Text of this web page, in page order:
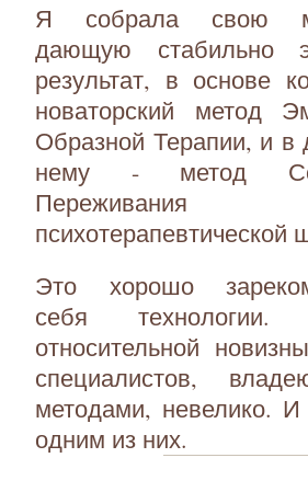
Я собрала свою
дающую стабильно
результат, в основе
новаторский метод
Образной Терапии, и в
нему - метод
Переживания
психотерапевтической
Это хорошо
себя
относительной
специалистов,
методами, невелико.
одним из них.